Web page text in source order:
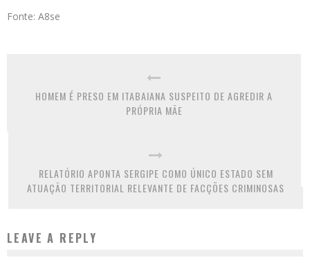
Fonte: A8se
HOMEM É PRESO EM ITABAIANA SUSPEITO DE AGREDIR A
PRÓPRIA MÃE
RELATÓRIO APONTA SERGIPE COMO ÚNICO ESTADO SEM
ATUAÇÃO TERRITORIAL RELEVANTE DE FACÇÕES CRIMINOSAS
LEAVE A REPLY